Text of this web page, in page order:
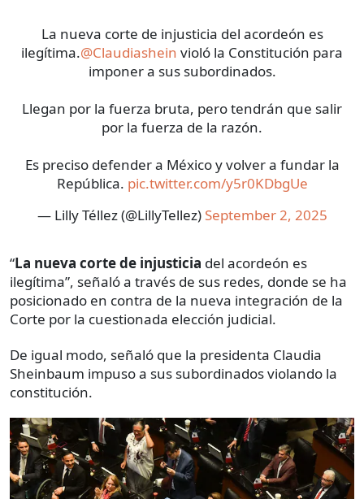
La nueva corte de injusticia del acordeón es
ilegítima.@Claudiashein violó la Constitución para
imponer a sus subordinados.
Llegan por la fuerza bruta, pero tendrán que salir
por la fuerza de la razón.
Es preciso defender a México y volver a fundar la
República. pic.twitter.com/y5r0KDbgUe
— Lilly Téllez (@LillyTellez) September 2, 2025
“La nueva corte de injusticia del acordeón es
ilegítima”, señaló a través de sus redes, donde se ha
posicionado en contra de la nueva integración de la
Corte por la cuestionada elección judicial.
De igual modo, señaló que la presidenta Claudia
Sheinbaum impuso a sus subordinados violando la
constitución.